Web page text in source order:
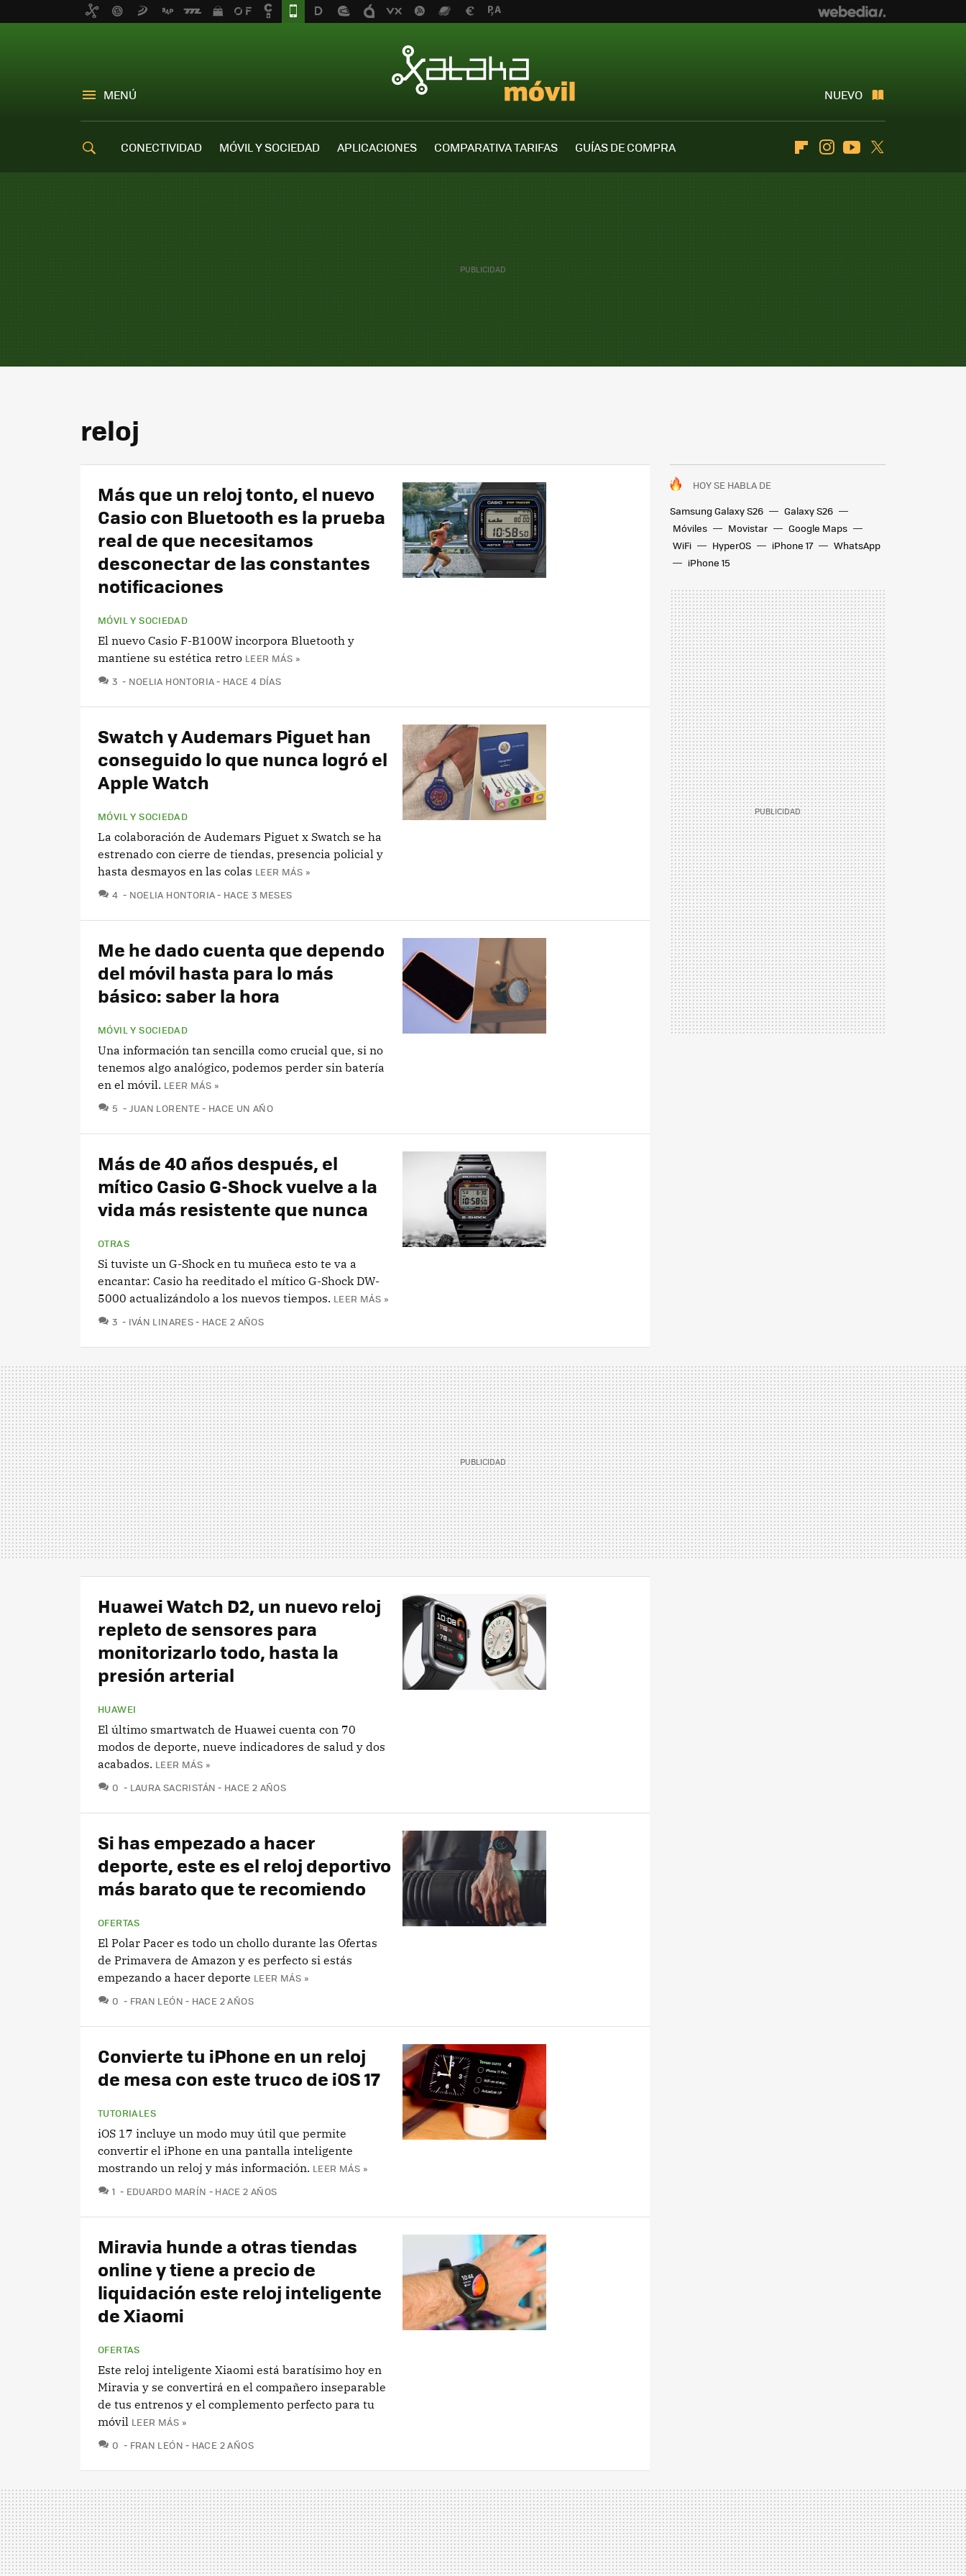
MENÚ NUEVO
CONECTIVIDAD MÓVIL Y SOCIEDAD APLICACIONES COMPARATIVA TARIFAS
GUÍAS DE COMPRA
FlipboardInstagramYoutube
reloj
HOY SE HABLA DE
Samsung Galaxy S26
Galaxy S26
Móviles
Movistar
Google Maps
WiFi
HyperOS iPhone 17
WhatsApp
iPhone 15
Más que un reloj tonto, el nuevo
Casio con Bluetooth es la prueba
real de que necesitamos
desconectar de las constantes
notificaciones
MÓVIL Y SOCIEDAD
El nuevo Casio F-B100W incorpora Bluetooth y
mantiene su estética retro LEER MÁS »
3 COMENTARIOS
NOELIA HONTORIA HACE 4 DÍAS
Swatch y Audemars Piguet han
conseguido lo que nunca logró el
Apple Watch
MÓVIL Y SOCIEDAD
La colaboración de Audemars Piguet x Swatch se ha
estrenado con cierre de tiendas, presencia policial y
hasta desmayos en las colas LEER MÁS »
4 COMENTARIOS
NOELIA HONTORIA HACE 3 MESES
Me he dado cuenta que dependo
del móvil hasta para lo más
básico: saber la hora
MÓVIL Y SOCIEDAD
Una información tan sencilla como crucial que, si no
tenemos algo analógico, podemos perder sin batería
en el móvil. LEER MÁS »
5 COMENTARIOS
JUAN LORENTE HACE UN AÑO
Más de 40 años después, el
mítico Casio G-Shock vuelve a la
vida más resistente que nunca
OTRAS
Si tuviste un G-Shock en tu muñeca esto te va a
encantar: Casio ha reeditado el mítico G-Shock DW-
5000 actualizándolo a los nuevos tiempos. LEER MÁS »
3 COMENTARIOS
IVÁN LINARES HACE 2 AÑOS
Huawei Watch D2, un nuevo reloj
repleto de sensores para
monitorizarlo todo, hasta la
presión arterial
HUAWEI
El último smartwatch de Huawei cuenta con 70
modos de deporte, nueve indicadores de salud y dos
acabados. LEER MÁS »
0 COMENTARIOS
LAURA SACRISTÁN HACE 2 AÑOS
Si has empezado a hacer
deporte, este es el reloj deportivo
más barato que te recomiendo
OFERTAS
El Polar Pacer es todo un chollo durante las Ofertas
de Primavera de Amazon y es perfecto si estás
empezando a hacer deporte LEER MÁS »
0 COMENTARIOS
FRAN LEÓN HACE 2 AÑOS
Convierte tu iPhone en un reloj
de mesa con este truco de iOS 17
TUTORIALES
iOS 17 incluye un modo muy útil que permite
convertir el iPhone en una pantalla inteligente
mostrando un reloj y más información. LEER MÁS »
1 COMENTARIOS
EDUARDO MARÍN HACE 2 AÑOS
Miravia hunde a otras tiendas
online y tiene a precio de
liquidación este reloj inteligente
de Xiaomi
OFERTAS
Este reloj inteligente Xiaomi está baratísimo hoy en
Miravia y se convertirá en el compañero inseparable
de tus entrenos y el complemento perfecto para tu
móvil LEER MÁS »
0 COMENTARIOS
FRAN LEÓN HACE 2 AÑOS